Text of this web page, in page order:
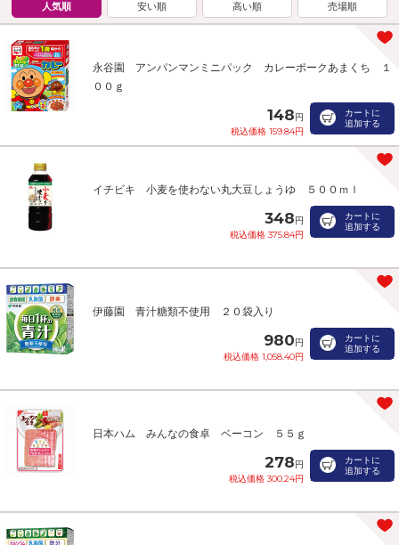
人気順 安い順 高い順 売場順
永谷園 アンパンマンミニパック カレーポークあまくち １
００ｇ
148円
税込価格 159.84円
カートに
追加する
イチビキ 小麦を使わない丸大豆しょうゆ ５００ｍｌ
348円
税込価格 375.84円
カートに
追加する
伊藤園 青汁糖類不使用 ２０袋入り
980円
税込価格 1,058.40円
カートに
追加する
日本ハム みんなの食卓 ベーコン ５５ｇ
278円
税込価格 300.24円
カートに
追加する